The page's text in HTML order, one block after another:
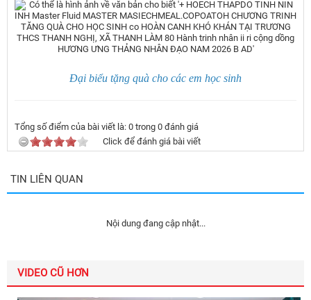
Đại biểu tặng quà cho các em học sinh
Tổng số điểm của bài viết là: 0 trong 0 đánh giá
Click để đánh giá bài viết
TIN LIÊN QUAN
Nội dung đang cập nhật...
VIDEO CŨ HƠN